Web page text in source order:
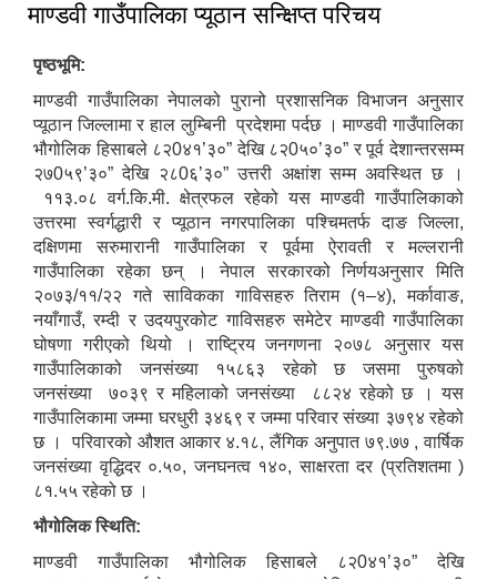
माण्डवी गाउँपालिका प्यूठान सन्क्षिप्त परिचय
पृष्ठभूमि:
माण्डवी गाउँपालिका नेपालको पुरानो प्रशासनिक विभाजन अनुसार
प्यूठान जिल्लामा र हाल लुम्बिनी प्रदेशमा पर्दछ । माण्डवी गाउँपालिका
भौगोलिक हिसाबले ८२0४१’३०” देखि ८२0५०’३०” र पूर्व देशान्तरसम्म
२७0५९’३०” देखि २८0६’३०” उत्तरी अक्षांश सम्म अवस्थित छ ।
११३.०८ वर्ग.कि.मी. क्षेत्रफल रहेको यस माण्डवी गाउँपालिकाको
उत्तरमा स्वर्गद्धारी र प्यूठान नगरपालिका पश्चिमतर्फ दाङ जिल्ला,
दक्षिणमा सरुमारानी गाउँपालिका र पूर्वमा ऐरावती र मल्लरानी
गाउँपालिका रहेका छन् । नेपाल सरकारको निर्णयअनुसार मिति
२०७३/११/२२ गते साविकका गाविसहरु तिराम (१–४), मर्कावाङ,
नयाँगाउँ, रम्दी र उदयपुरकोट गाविसहरु समेटेर माण्डवी गाउँपालिका
घोषणा गरीएको थियो । राष्ट्रिय जनगणना २०७८ अनुसार यस
गाउँपालिकाको जनसंख्या १५८६३ रहेको छ जसमा पुरुषको
जनसंख्या ७०३९ र महिलाको जनसंख्या ८८२४ रहेको छ । यस
गाउँपालिकामा जम्मा घरधुरी ३४६९ र जम्मा परिवार संख्या ३७९४ रहेको
छ । परिवारको औशत आकार ४.१८, लैंगिक अनुपात ७९.७७ , वार्षिक
जनसंख्या वृद्धिदर ०.५०, जनघनत्व १४०, साक्षरता दर (प्रतिशतमा )
८१.५५ रहेको छ ।
भौगोलिक स्थिति:
माण्डवी गाउँपालिका भौगोलिक हिसाबले ८२0४१’३०” देखि